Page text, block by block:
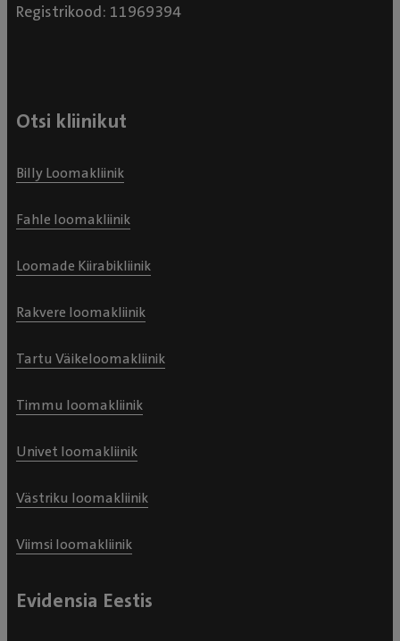
Registrikood: 11969394
Otsi kliinikut
Billy Loomakliinik
Fahle loomakliinik
Loomade Kiirabikliinik
Rakvere loomakliinik
Tartu Väikeloomakliinik
Timmu loomakliinik
Univet loomakliinik
Västriku loomakliinik
Viimsi loomakliinik
Evidensia Eestis